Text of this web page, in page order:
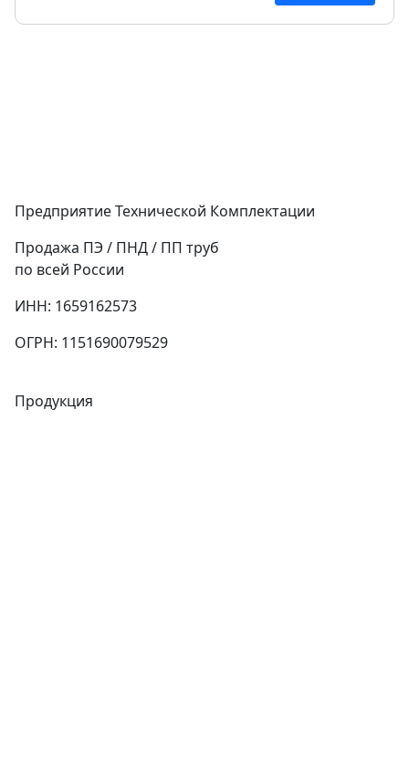
Предприятие Технической Комплектации
Продажа ПЭ / ПНД / ПП труб
по всей России
ИНН: 1659162573
ОГРН: 1151690079529
Продукция